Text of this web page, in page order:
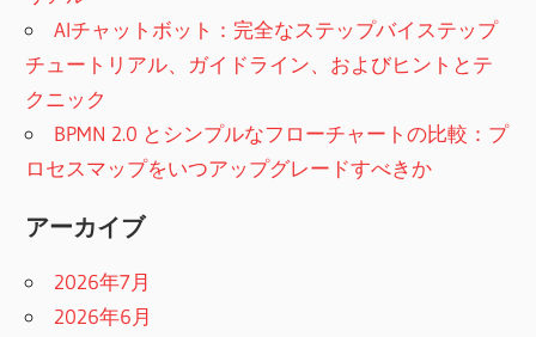
AIチャットボット：完全なステップバイステップ
チュートリアル、ガイドライン、およびヒントとテ
クニック
BPMN 2.0 とシンプルなフローチャートの比較：プ
ロセスマップをいつアップグレードすべきか
アーカイブ
2026年7月
2026年6月